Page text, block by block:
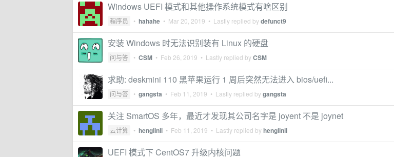
Windows UEFI 模式和其他操作系统模式有啥区别
程序员 • hahahe • Mar 20, 2019 • Lastly replied bydefunct9
安装 Windows 时无法识别装有 Linux 的硬盘
问与答 • CSM • Feb 26, 2019 • Lastly replied byCSM
求助: deskmini 110 黑苹果运行 1 周后突然无法进入 bios/uefi...
问与答 • gangsta • Feb 11, 2019 • Lastly replied bygangsta
关注 SmartOS 多年，最近才发现其公司名字是 joyent 不是 joynet
云计算 • henglinli • Feb 11, 2019 • Lastly replied byhenglinli
UEFI 模式下 CentOS7 升级内核问题